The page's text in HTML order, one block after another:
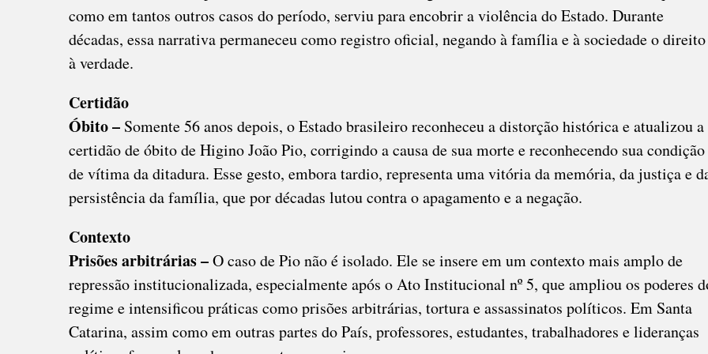
como em tantos outros casos do período, serviu para encobrir a violência do Estado. Durante
décadas, essa narrativa permaneceu como registro oficial, negando à família e à sociedade o direito
à verdade.
Certidão
Óbito – Somente 56 anos depois, o Estado brasileiro reconheceu a distorção histórica e atualizou a
certidão de óbito de Higino João Pio, corrigindo a causa de sua morte e reconhecendo sua condição
de vítima da ditadura. Esse gesto, embora tardio, representa uma vitória da memória, da justiça e
persistência da família, que por décadas lutou contra o apagamento e a negação.
Contexto
Prisões arbitrárias –O caso de Pio não é isolado. Ele se insere em um contexto mais amplo de
repressão institucionalizada, especialmente após o Ato Institucional nº 5, que ampliou os poderes
regime e intensificou práticas como prisões arbitrárias, tortura e assassinatos políticos. Em Santa
Catarina, assim como em outras partes do País, professores, estudantes, trabalhadores e lideranças